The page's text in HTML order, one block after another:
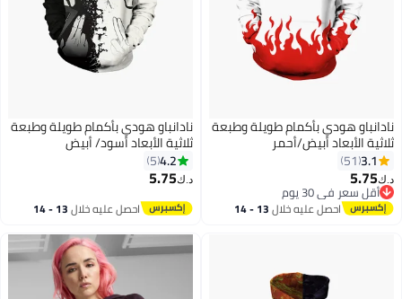
5
نادانباو هودي بأكمام طويلة وطبعة
ثلاثية الأبعاد أبيض/أحمر
3.1
51
د.ك‏5.75
أقل سعر في 30 يوم
أقل سعر في 30 يوماحصل عليه خلال 13 - 14
نادانباو هودي بأكمام طويلة وطبعة
ثلاثية الأبعاد أسود/ أبيض
4.2
5
د.ك‏5.75
احصل عليه خلال 13 - 14